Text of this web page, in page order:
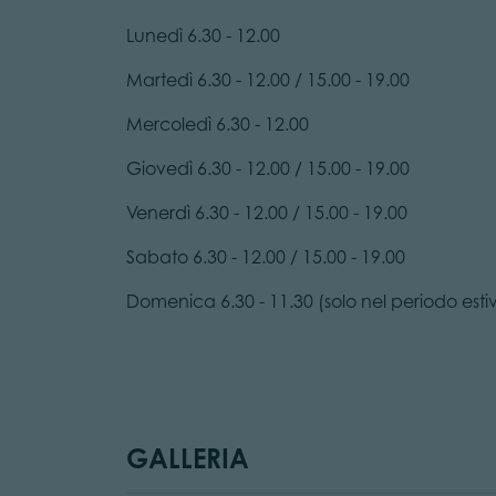
Lunedì 6.30 - 12.00
Martedì 6.30 - 12.00 / 15.00 - 19.00
Mercoledì 6.30 - 12.00
Giovedì 6.30 - 12.00 / 15.00 - 19.00
Venerdì 6.30 - 12.00 / 15.00 - 19.00
Sabato 6.30 - 12.00 / 15.00 - 19.00
Domenica 6.30 - 11.30 (solo nel periodo
GALLERIA